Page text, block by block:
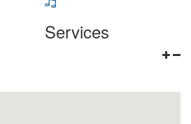
Services